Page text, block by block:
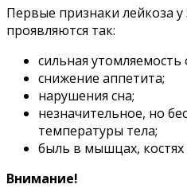
Первые признаки лейкоза
проявляются так:
сильная утомляемость
снижение аппетита;
нарушения сна;
незначительное, но
температуры тела;
быль в мышцах, костях
Внимание!